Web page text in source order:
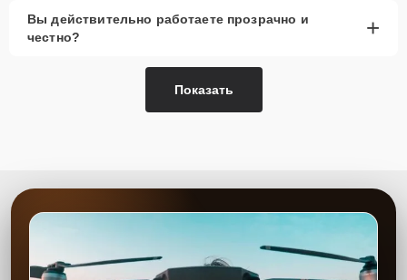
Вы действительно работаете прозрачно и
честно?
+
Показать